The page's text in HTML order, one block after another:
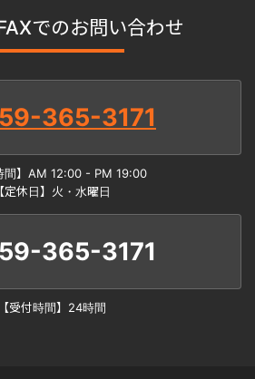
でのお問い合わせ
365-3171
間】AM 12:00 - PM 19:00
【定休日】火・水曜日
365-3171
【受付時間】24時間